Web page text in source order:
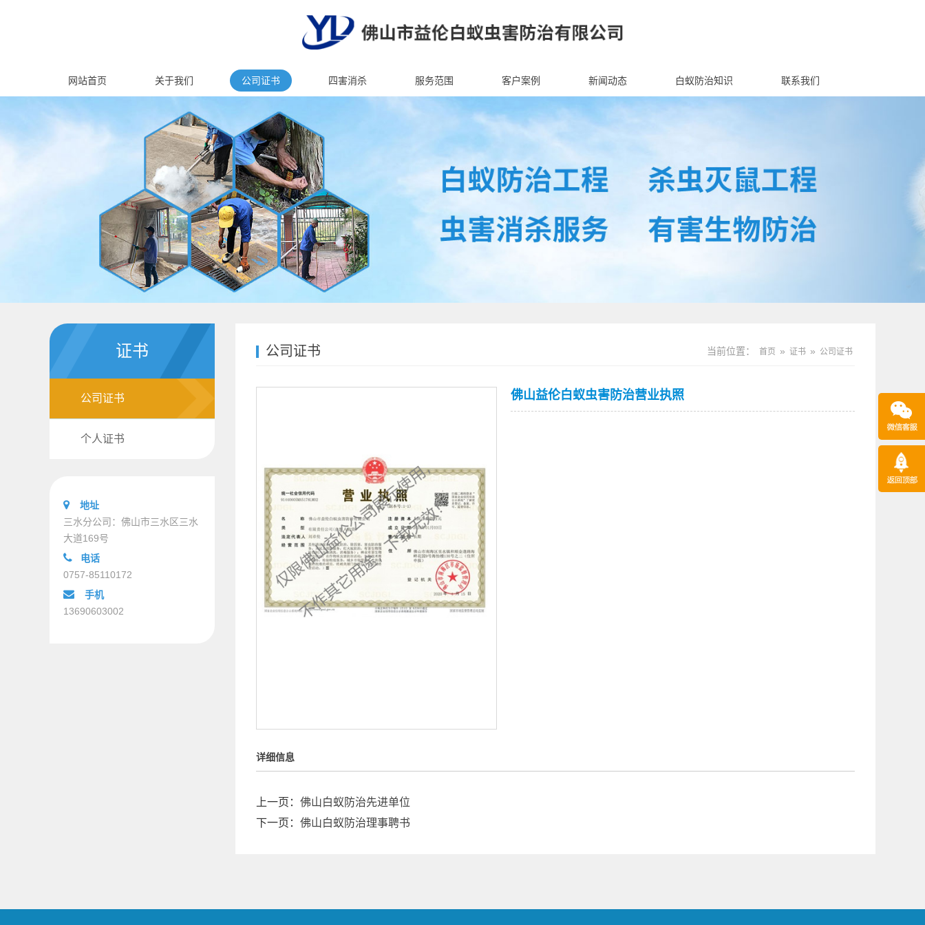
网站首页 关于我们 公司证书 四害消杀 服务范围 客户案例 新闻动态 白蚁防治知识 联系我们
证书
公司证书
个人证书
地址
三水分公司：佛山市三水区三水
大道169号
电话
0757-85110172
手机
13690603002
公司证书 当前位置： 首页 » 证书 » 公司证书
佛山益伦白蚁虫害防治营业执照
详细信息
上一页： 佛山白蚁防治先进单位
下一页： 佛山白蚁防治理事聘书